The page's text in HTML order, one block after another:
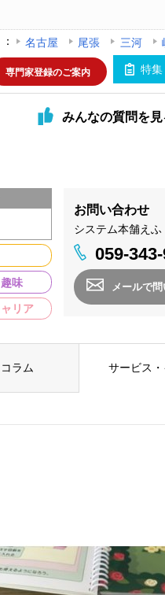
名古屋 尾張 三河
特
専門家登録のご案内
みんなの質問を見
お問い合わせ
システム本舗えふ
059-
メールで
味
リア
ラム サービス